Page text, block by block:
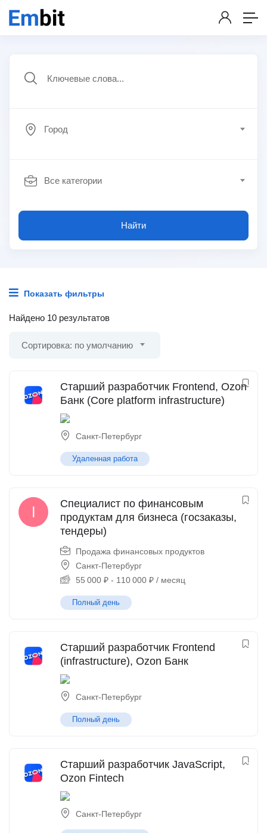
Город
Все категории
Найти
Показать фильтры
Найдено 10 результатов
Сортировка: по умолчанию
Старший разработчик Frontend, Ozon
Банк (Core platform infrastructure)
Санкт-Петербург
Удаленная работа
Специалист по финансовым
продуктам для бизнеса (госзаказы,
тендеры)
Продажа финансовых продуктов
Санкт-Петербург
55 000 ₽ - 110 000 ₽ / месяц
Полный день
Старший разработчик Frontend
(infrastructure), Ozon Банк
Санкт-Петербург
Полный день
Старший разработчик JavaScript,
Ozon Fintech
Санкт-Петербург